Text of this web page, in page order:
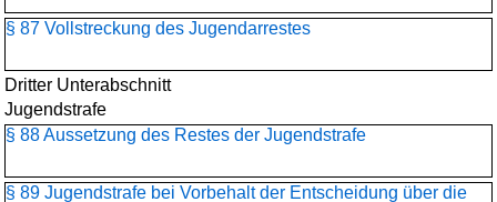
§ 87 Vollstreckung des Jugendarrestes
Dritter Unterabschnitt
Jugendstrafe
§ 88 Aussetzung des Restes der Jugendstrafe
§ 89 Jugendstrafe bei Vorbehalt der Entscheidung über die